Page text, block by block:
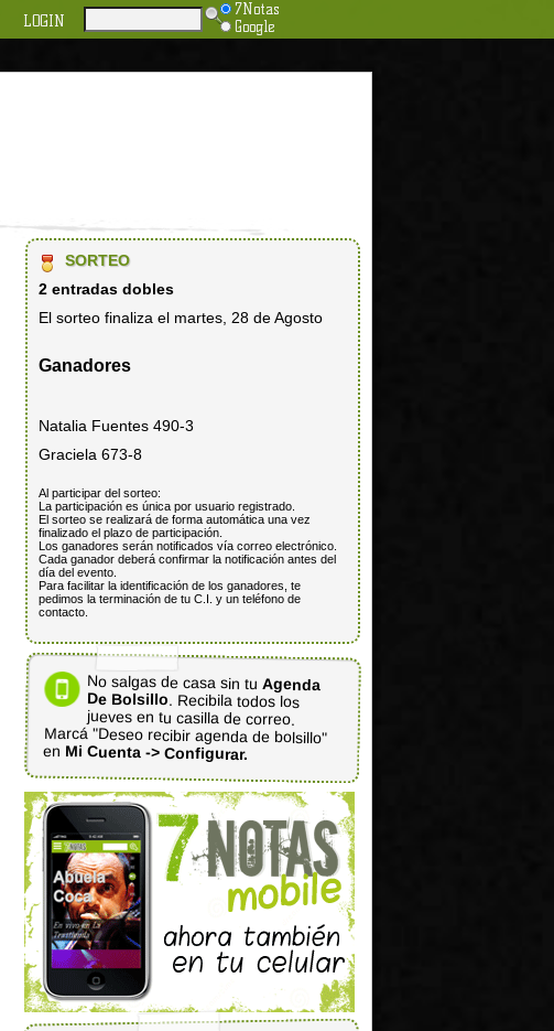
LOGIN
7Notas
Google
SORTEO
2 entradas dobles
El sorteo finaliza el martes, 28 de Agosto
Ganadores
Natalia Fuentes 490-3
Graciela 673-8
Al participar del sorteo:
La participación es única por usuario registrado.
El sorteo se realizará de forma automática una vez
finalizado el plazo de participación.
Los ganadores serán notificados vía correo electrónico.
Cada ganador deberá confirmar la notificación antes del
día del evento.
Para facilitar la identificación de los ganadores, te
pedimos la terminación de tu C.I. y un teléfono de
contacto.
No salgas de casa sin tu Agenda
De Bolsillo. Recibila todos los
jueves en tu casilla de correo.
Marcá "Deseo recibir agenda de bolsillo"
en Mi Cuenta -> Configurar.